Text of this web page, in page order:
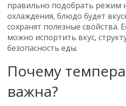
правильно подобрать режим
охлаждения, блюдо будет
сохранят полезные свойства.
можно испортить вкус,
безопасность еды.
Почему
важна?